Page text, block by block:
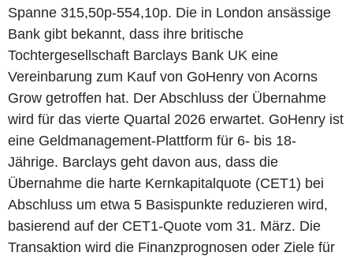
Spanne 315,50p-554,10p. Die in London ansässige
Bank gibt bekannt, dass ihre britische
Tochtergesellschaft Barclays Bank UK eine
Vereinbarung zum Kauf von GoHenry von Acorns
Grow getroffen hat. Der Abschluss der Übernahme
wird für das vierte Quartal 2026 erwartet. GoHenry ist
eine Geldmanagement-Plattform für 6- bis 18-
Jährige. Barclays geht davon aus, dass die
Übernahme die harte Kernkapitalquote (CET1) bei
Abschluss um etwa 5 Basispunkte reduzieren wird,
basierend auf der CET1-Quote vom 31. März. Die
Transaktion wird die Finanzprognosen oder Ziele für